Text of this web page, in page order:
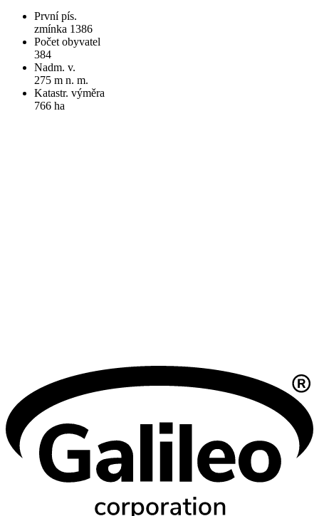
První pís.
zmínka 1386
Počet obyvatel
384
Nadm. v.
275 m n. m.
Katastr. výměra
766 ha